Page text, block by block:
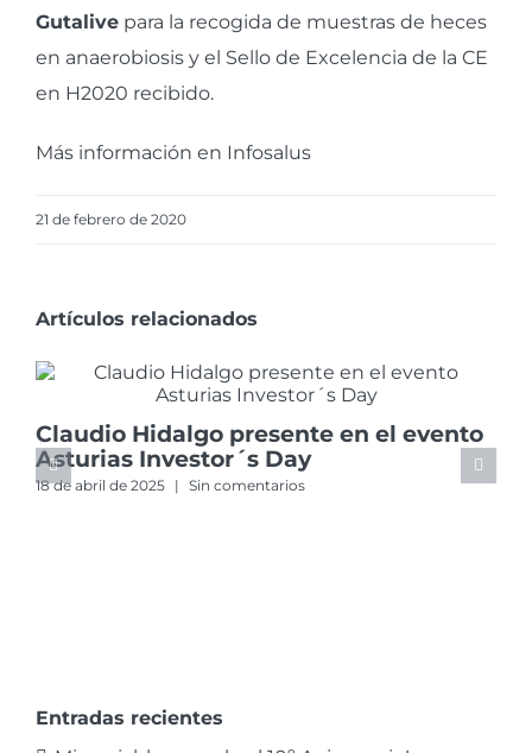
Gutalive para la recogida de muestras de heces
en anaerobiosis y el Sello de Excelencia de la CE
en H2020 recibido.
Más información en Infosalus
21 de febrero de 2020
Artículos relacionados
Claudio Hidalgo presente en el evento
Asturias Investor´s Day
18 de abril de 2025 | Sin comentarios
Entradas recientes